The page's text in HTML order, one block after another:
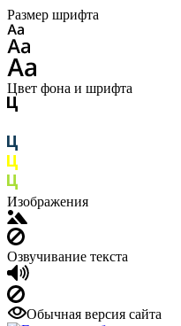
Размер шрифта
Цвет фона и шрифта
Изображения
Озвучивание текста
Обычная версия сайта